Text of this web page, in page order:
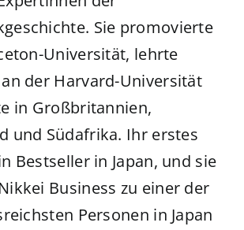
Sie promovierte
Universität, lehrte
der Harvard-Universität
in Großbritannien,
und Südafrika. Ihr erstes
Bestseller in Japan, und sie
Business zu einer der
Personen in Japan